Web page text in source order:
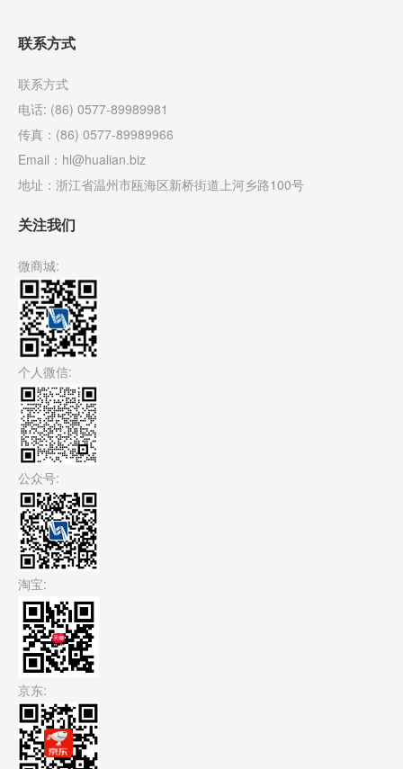
联系方式
联系方式
电话: (86) 0577-89989981
传真：(86) 0577-89989966
Email：hl@hualian.biz
地址：浙江省温州市瓯海区新桥街道上河乡路100号
关注我们
微商城:
个人微信:
公众号:
淘宝:
京东: